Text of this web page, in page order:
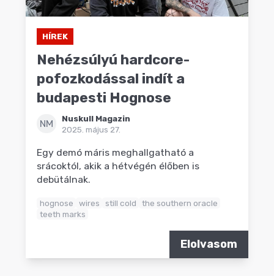
HÍREK
Nehézsúlyú hardcore-
pofozkodással indít a
budapesti Hognose
NM
Nuskull Magazin
2025. május 27.
Egy demó máris meghallgatható a
srácoktól, akik a hétvégén élőben is
debütálnak.
hognose wires still cold
the southern oracle
teeth marks
Elolvasom